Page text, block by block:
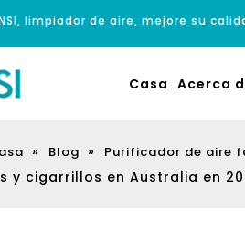
limpiador de aire, mejore su
Casa Acerca
» Blog » Purificador de aire
y cigarrillos en Australia en